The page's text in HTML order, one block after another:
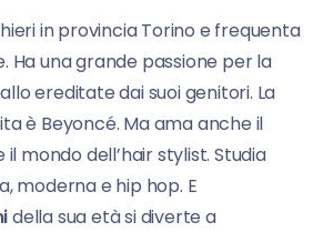
in provincia Torino e frequenta
Ha una grande passione per la
ereditate dai suoi genitori. La
è Beyoncé. Ma ama anche il
il mondo dell’hair stylist. Studia
moderna e hip hop. E
della sua età si diverte a